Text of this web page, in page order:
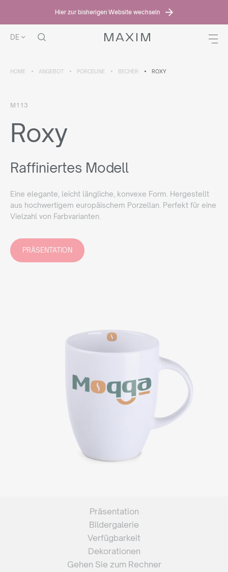
Hier zur bisherigen Website wechseln
DE
HOME ANGEBOT PORCELINE BECHER ROXY
M113
Roxy
Raffiniertes Modell
Eine elegante, leicht längliche, konvexe Form. Hergestellt
aus hochwertigem europäischem Porzellan. Perfekt für eine
Vielzahl von Farbvarianten.
PRÄSENTATION
Präsentation
Bildergalerie
Verfügbarkeit
Dekorationen
Gehen Sie zum Rechner